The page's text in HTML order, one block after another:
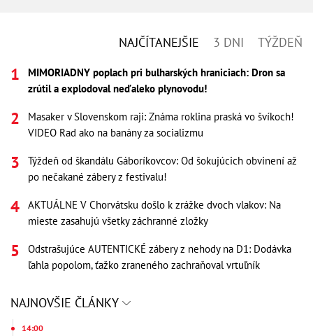
NAJČÍTANEJŠIE 3 DNI TÝŽDEŇ
MIMORIADNY poplach pri bulharských hraniciach: Dron sa
zrútil a explodoval neďaleko plynovodu!
Masaker v Slovenskom raji: Známa roklina praská vo švíkoch!
VIDEO Rad ako na banány za socializmu
Týždeň od škandálu Gáboríkovcov: Od šokujúcich obvinení až
po nečakané zábery z festivalu!
AKTUÁLNE V Chorvátsku došlo k zrážke dvoch vlakov: Na
mieste zasahujú všetky záchranné zložky
Odstrašujúce AUTENTICKÉ zábery z nehody na D1: Dodávka
ľahla popolom, ťažko zraneného zachraňoval vrtuľník
NAJNOVŠIE ČLÁNKY
14:00